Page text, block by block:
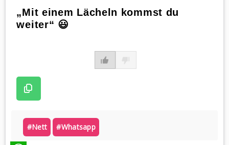
„Mit einem Lächeln kommst du
weiter“ 😃
#nett #whatsapp